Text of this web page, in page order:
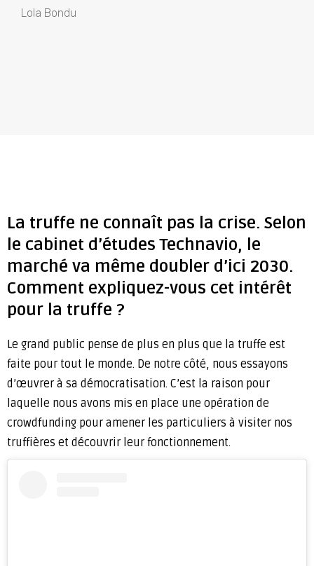
Lola Bondu
La truffe ne connaît pas la crise. Selon
le cabinet d’études Technavio, le
marché va même doubler d’ici 2030.
Comment expliquez-vous cet intérêt
pour la truffe ?
Le grand public pense de plus en plus que la truffe est
faite pour tout le monde. De notre côté, nous essayons
d’œuvrer à sa démocratisation. C’est la raison pour
laquelle nous avons mis en place une opération de
crowdfunding pour amener les particuliers à visiter nos
truffières et découvrir leur fonctionnement.